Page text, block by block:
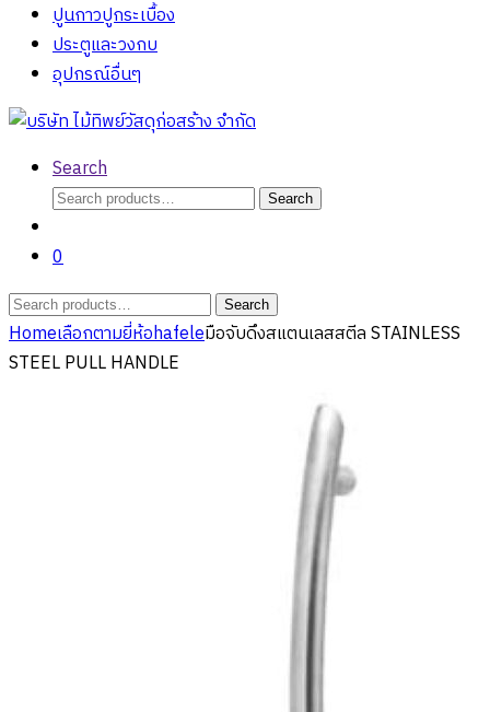
ปูนกาวปูกระเบื้อง
ประตูและวงกบ
อุปกรณ์อื่นๆ
Search
Search
Search
0
Search
for:
Search
Homeเลือกตามยี่ห้อhafeleมือจับดึงสแตนเลสสตีล STAINLESS
STEEL PULL HANDLE